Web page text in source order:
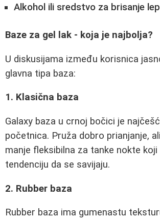
Alkohol ili sredstvo za brisanje
Baze za gel lak - koja je najbolja?
U diskusijama između korisnica
glavna tipa baza:
1. Klasična baza
Galaxy baza u crnoj bočici je
početnica. Pruža dobro prianjanje,
manje fleksibilna za tanke nokte koji
tendenciju da se savijaju.
2. Rubber baza
Rubber baza ima gumenastu